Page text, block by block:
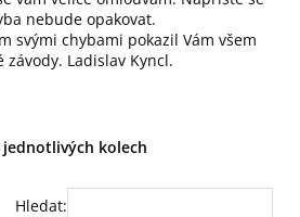
nebude opakovat.
svými chybami pokazil Vám všem
Ladislav Kyncl.
kolech
Hledat: